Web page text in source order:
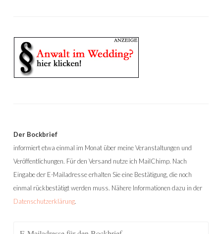
Der Bockbrief
informiert etwa einmal im Monat über meine Veranstaltungen und
Veröffentlichungen. Für den Versand nutze ich MailChimp. Nach
Eingabe der E-Mailadresse erhalten Sie eine Bestätigung, die noch
einmal rückbestätigt werden muss. Nähere Informationen dazu in der
Datenschutzerklärung.